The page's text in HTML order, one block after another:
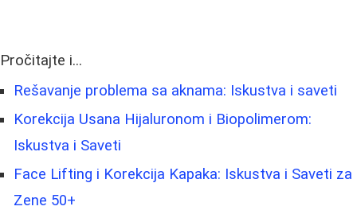
Pročitajte i...
Rešavanje problema sa aknama: Iskustva i saveti
Korekcija Usana Hijaluronom i Biopolimerom:
Iskustva i Saveti
Face Lifting i Korekcija Kapaka: Iskustva i Saveti za
Zene 50+